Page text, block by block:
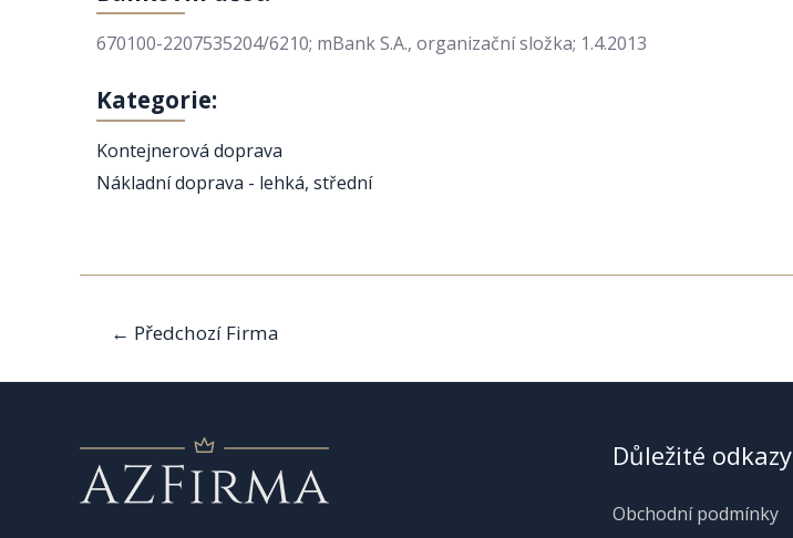
670100-2207535204/6210; mBank S.A., organizační složka; 1.4.2013
Kategorie:
Kontejnerová doprava
Nákladní doprava - lehká, střední
Navigace
pro
příspěvek
← Předchozí Firma
Důležité odkazy
Obchodní podmínky